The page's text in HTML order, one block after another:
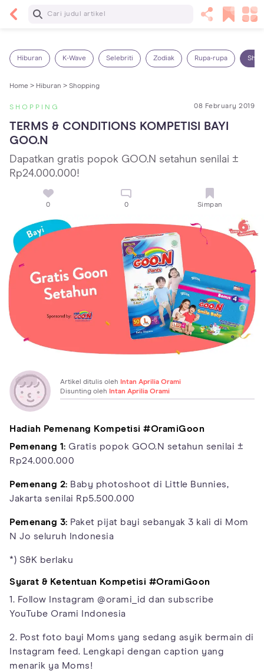
Baca Selanjutnya
Hiburan K-Wave Selebriti Zodiak Rupa-rupa
Home > Hiburan > Shopping
SHOPPING 08 February 2019
TERMS & CONDITIONS KOMPETISI BAYI
GOO.N
Dapatkan gratis popok GOO.N setahun senilai ±
Rp24.000.000!
0 0 Simpan
Artikel ditulis oleh Intan Aprilia Orami
Disunting oleh Intan Aprilia Orami
Hadiah Pemenang Kompetisi #OramiGoon
Pemenang 1: Gratis popok GOO.N setahun senilai ±
Rp24.000.000
Pemenang 2: Baby photoshoot di Little Bunnies,
Jakarta senilai Rp5.500.000
Pemenang 3: Paket pijat bayi sebanyak 3 kali di Mom
N Jo seluruh Indonesia
*) S&K berlaku
Syarat & Ketentuan Kompetisi #OramiGoon
1. Follow Instagram @orami_id dan subscribe
YouTube Orami Indonesia
2. Post foto bayi Moms yang sedang asyik bermain di
Instagram feed. Lengkapi dengan caption yang
menarik ya Moms!